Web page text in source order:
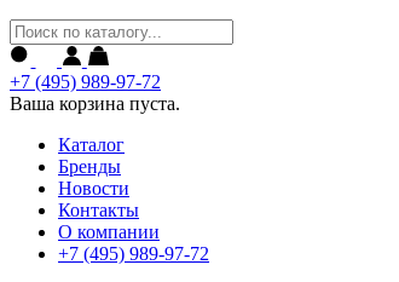
+7 (495) 989-97-72
Ваша корзина пуста.
Каталог
Бренды
Новости
Контакты
О компании
+7 (495) 989-97-72